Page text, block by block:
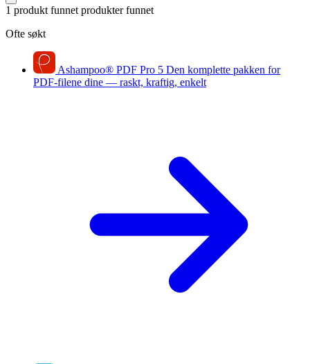
1 produkt funnet produkter funnet
Ofte søkt
Ashampoo® PDF Pro 5 Den komplette pakken for
PDF-filene dine — raskt, kraftig, enkelt